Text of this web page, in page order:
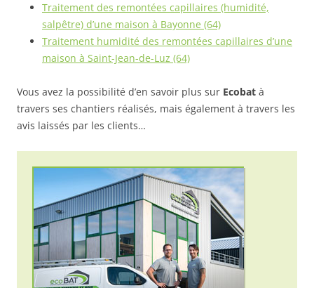
Traitement des remontées capillaires (humidité,
salpêtre) d’une maison à Bayonne (64)
Traitement humidité des remontées capillaires d’une
maison à Saint-Jean-de-Luz (64)
Vous avez la possibilité d’en savoir plus sur Ecobat à
travers ses chantiers réalisés, mais également à travers les
avis laissés par les clients…